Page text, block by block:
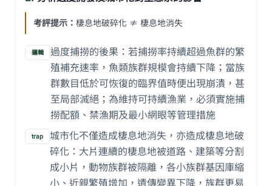
考評提示： 棲息地破碎化 ≠ 棲息地消失
邏輯
過度捕撈的後果：若捕撈率持續超過魚群的繁
殖補充速率，魚類族群規模會持續下降；當族
群數目低於可恢復的臨界值時便出現崩潰，甚
至局部滅絕；為維持可持續漁業，必須實施捕
撈配額、禁漁期及最小網眼等管理措施
trap
城市化不僅造成棲息地消失，亦造成棲息地破
碎化：大片連續的棲息地被道路、建築等分割
成小片，動物族群被隔離，各小族群基因庫縮
小、近親繁殖增加，遺傳變異下降，族群更易